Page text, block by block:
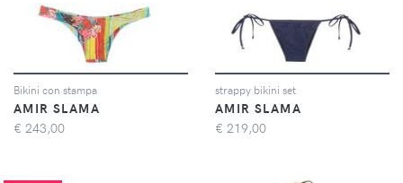
Bikini con stampa
AMIR SLAMA
€ 243,00
strappy bikini set
AMIR SLAMA
€ 219,00